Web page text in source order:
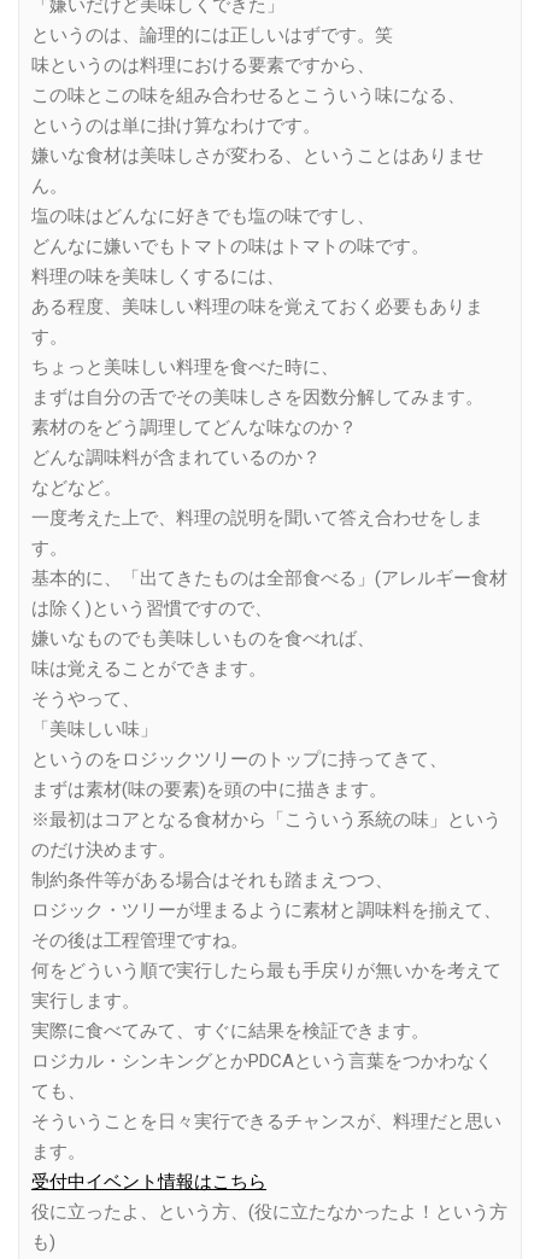
「嫌いだけど美味しくできた」
というのは、論理的には正しいはずです。笑
味というのは料理における要素ですから、
この味とこの味を組み合わせるとこういう味になる、
というのは単に掛け算なわけです。
嫌いな食材は美味しさが変わる、ということはありませ
ん。
塩の味はどんなに好きでも塩の味ですし、
どんなに嫌いでもトマトの味はトマトの味です。
料理の味を美味しくするには、
ある程度、美味しい料理の味を覚えておく必要もありま
す。
ちょっと美味しい料理を食べた時に、
まずは自分の舌でその美味しさを因数分解してみます。
素材のをどう調理してどんな味なのか？
どんな調味料が含まれているのか？
などなど。
一度考えた上で、料理の説明を聞いて答え合わせをしま
す。
基本的に、「出てきたものは全部食べる」(アレルギー食材
は除く)という習慣ですので、
嫌いなものでも美味しいものを食べれば、
味は覚えることができます。
そうやって、
「美味しい味」
というのをロジックツリーのトップに持ってきて、
まずは素材(味の要素)を頭の中に描きます。
※最初はコアとなる食材から「こういう系統の味」という
のだけ決めます。
制約条件等がある場合はそれも踏まえつつ、
ロジック・ツリーが埋まるように素材と調味料を揃えて、
その後は工程管理ですね。
何をどういう順で実行したら最も手戻りが無いかを考えて
実行します。
実際に食べてみて、すぐに結果を検証できます。
ロジカル・シンキングとかPDCAという言葉をつかわなく
ても、
そういうことを日々実行できるチャンスが、料理だと思い
ます。
受付中イベント情報はこちら
役に立ったよ、という方、(役に立たなかったよ！という方
も)